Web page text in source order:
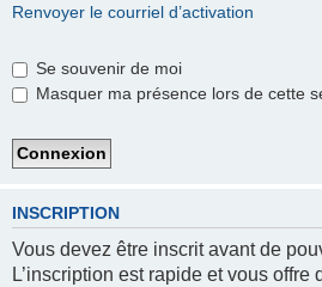
Renvoyer le courriel d’activation
Se souvenir de moi
Masquer ma présence lors de cette
INSCRIPTION
Vous devez être inscrit avant de
L’inscription est rapide et vous offre